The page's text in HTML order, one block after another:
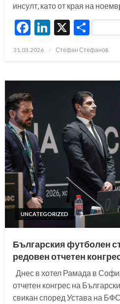
инсулт, като от края на
Facebook
LinkedIn
X
Posted
31.03.2026 Стефан Стефанов
UNCATEGORIZED
Българския футболен
редовен отчетен
Днес в хотел Рамада в
отчетен конгрес на
свикан според Устава на